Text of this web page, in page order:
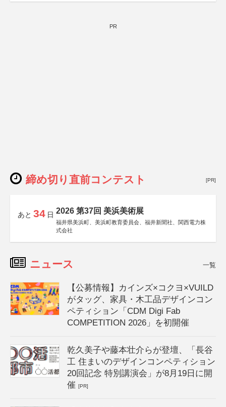
PR
締め切り直前コンテスト [PR]
あと 34 日 2026 第37回 美浜美術展
福井県美浜町、美浜町教育委員会、福井新聞社、関西電力株
式会社
ニュース 一覧
【公募情報】カインズ×コクヨ×VUILD
がタッグ、家具・木工品デザインコン
ペティション「CDM Digi Fab
COMPETITION 2026」を初開催
乾久美子や藤本壮介らが登壇、「長谷
工 住まいのデザインコンペティション
20回記念 特別講演会」が8月19日に開
催[PR]